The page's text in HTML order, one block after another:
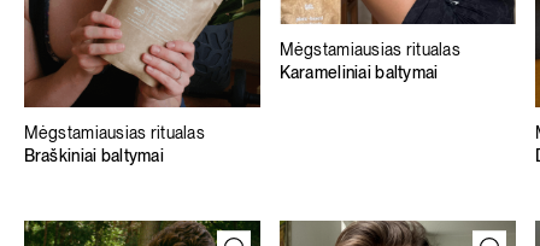
Mėgstamiausias ritualas
Braškiniai baltymai
Mėgstamiausias ritualas
Karameliniai baltymai